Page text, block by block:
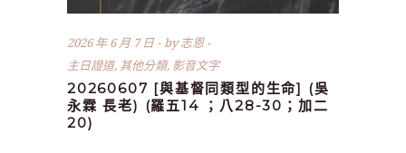
2026 年 6 月 7 日 by志恩
主日證道, 其他分類, 影音文字
20260607 [與基督同類型的生命] (吳
永霖 長老) (羅五14 ；八28-30；加二
20)